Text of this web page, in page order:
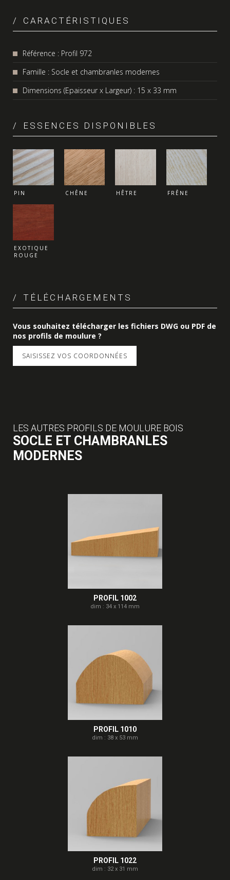
CARACTÉRISTIQUES
Référence : Profil 972
Famille : Socle et chambranles modernes
Dimensions (Epaisseur x Largeur) : 15 x 33 mm
ESSENCES DISPONIBLES
PIN CHÊNE HÊTRE FRÊNE
EXOTIQUE
ROUGE
TÉLÉCHARGEMENTS
Vous souhaitez télécharger les fichiers DWG ou PDF de
nos profils de moulure ?
SAISISSEZ VOS COORDONNÉES
LES AUTRES PROFILS DE MOULURE BOIS
SOCLE ET CHAMBRANLES
MODERNES
PROFIL 1002
dim : 34 x 114 mm
PROFIL 1010
dim : 38 x 53 mm
PROFIL 1022
dim : 32 x 31 mm